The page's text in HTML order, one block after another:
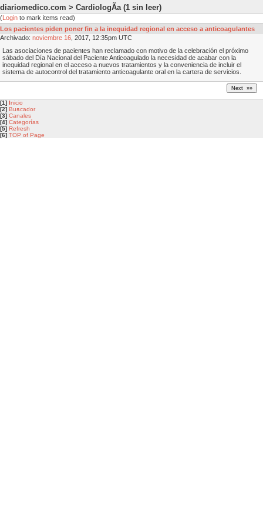
diariomedico.com > CardiologÃ­a (1 sin leer)
(Login to mark items read)
Los pacientes piden poner fin a la inequidad regional en acceso a anticoagulantes
Archivado: noviembre 16 , 2017, 12:35pm UTC
Las asociaciones de pacientes han reclamado con motivo de la celebración el próximo
sábado del Día Nacional del Paciente Anticoagulado la necesidad de acabar con la
inequidad regional en el acceso a nuevos tratamientos y la conveniencia de incluir el
sistema de autocontrol del tratamiento anticoagulante oral en la cartera de servicios.
[1] Inicio
[2] Buscador
[3] Canales
[4] Categorías
[5] Refresh
[6] TOP of Page